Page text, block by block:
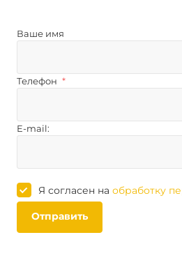
Ваше имя
Телефон *
E-mail:
Я согласен на обработку
Отправить